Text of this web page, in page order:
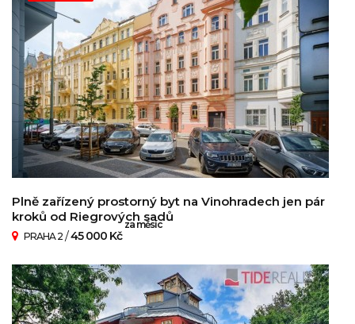
Plně zařízený prostorný byt na Vinohradech jen pár
kroků od Riegrových sadů
PRAHA 2 /45 000 Kč
za měsíc